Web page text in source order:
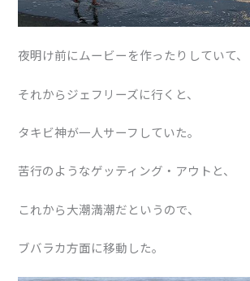
夜明け前にムービーを作ったりしていて、
それからジェフリーズに行くと、
タキビ神が一人サーフしていた。
苦行のようなゲッティング・アウトと、
これから大潮満潮だというので、
ブバラカ方面に移動した。